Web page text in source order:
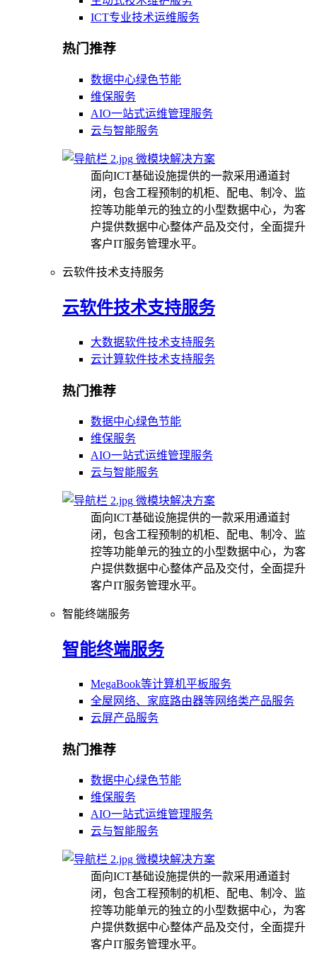
ICT专业技术运维服务
热门推荐
数据中心绿色节能
维保服务
AIO一站式运维管理服务
云与智能服务
微模块解决方案
面向ICT基础设施提供的一款采用通道封
闭，包含工程预制的机柜、配电、制冷、监
控等功能单元的独立的小型数据中心，为客
户提供数据中心整体产品及交付，全面提升
客户IT服务管理水平。
云软件技术支持服务
云软件技术支持服务
大数据软件技术支持服务
云计算软件技术支持服务
热门推荐
数据中心绿色节能
维保服务
AIO一站式运维管理服务
云与智能服务
微模块解决方案
面向ICT基础设施提供的一款采用通道封
闭，包含工程预制的机柜、配电、制冷、监
控等功能单元的独立的小型数据中心，为客
户提供数据中心整体产品及交付，全面提升
客户IT服务管理水平。
智能终端服务
智能终端服务
MegaBook等计算机平板服务
全屋网络、家庭路由器等网络类产品服务
云屏产品服务
热门推荐
数据中心绿色节能
维保服务
AIO一站式运维管理服务
云与智能服务
微模块解决方案
面向ICT基础设施提供的一款采用通道封
闭，包含工程预制的机柜、配电、制冷、监
控等功能单元的独立的小型数据中心，为客
户提供数据中心整体产品及交付，全面提升
客户IT服务管理水平。